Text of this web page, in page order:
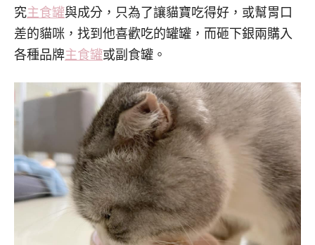
究主食罐與成分，只為了讓貓寶吃得好，或幫胃口
差的貓咪，找到他喜歡吃的罐罐，而砸下銀兩購入
各種品牌主食罐或副食罐。